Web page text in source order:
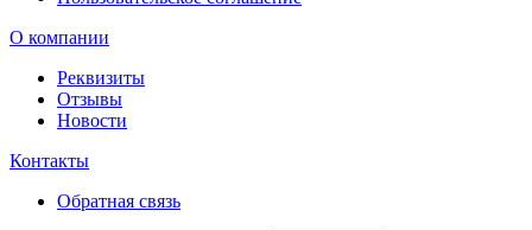
О компании
Реквизиты
Отзывы
Новости
Контакты
Обратная связь